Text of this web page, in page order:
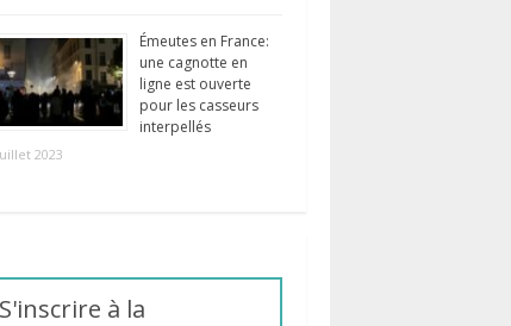
Émeutes en France:
une cagnotte en
ligne est ouverte
pour les casseurs
interpellés
2023
S'inscrire à la